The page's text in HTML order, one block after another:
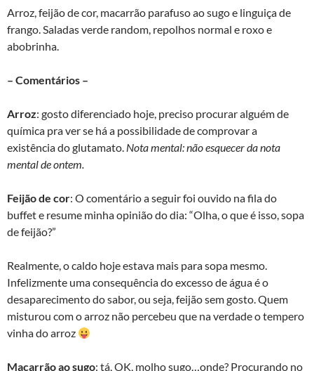
Arroz, feijão de cor, macarrão parafuso ao sugo e linguiça de
frango. Saladas verde random, repolhos normal e roxo e
abobrinha.
– Comentários –
Arroz: gosto diferenciado hoje, preciso procurar alguém de
química pra ver se há a possibilidade de comprovar a
existência do glutamato. Nota mental: não esquecer da nota
mental de ontem.
Feijão de cor: O comentário a seguir foi ouvido na fila do
buffet e resume minha opinião do dia: “Olha, o que é isso, sopa
de feijão?”
Realmente, o caldo hoje estava mais para sopa mesmo.
Infelizmente uma consequência do excesso de água é o
desaparecimento do sabor, ou seja, feijão sem gosto. Quem
misturou com o arroz não percebeu que na verdade o tempero
vinha do arroz
Macarrão ao sugo: tá, OK, molho sugo…onde? Procurando no